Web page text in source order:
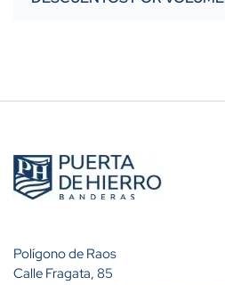
Polígono de Raos
Calle Fragata, 85